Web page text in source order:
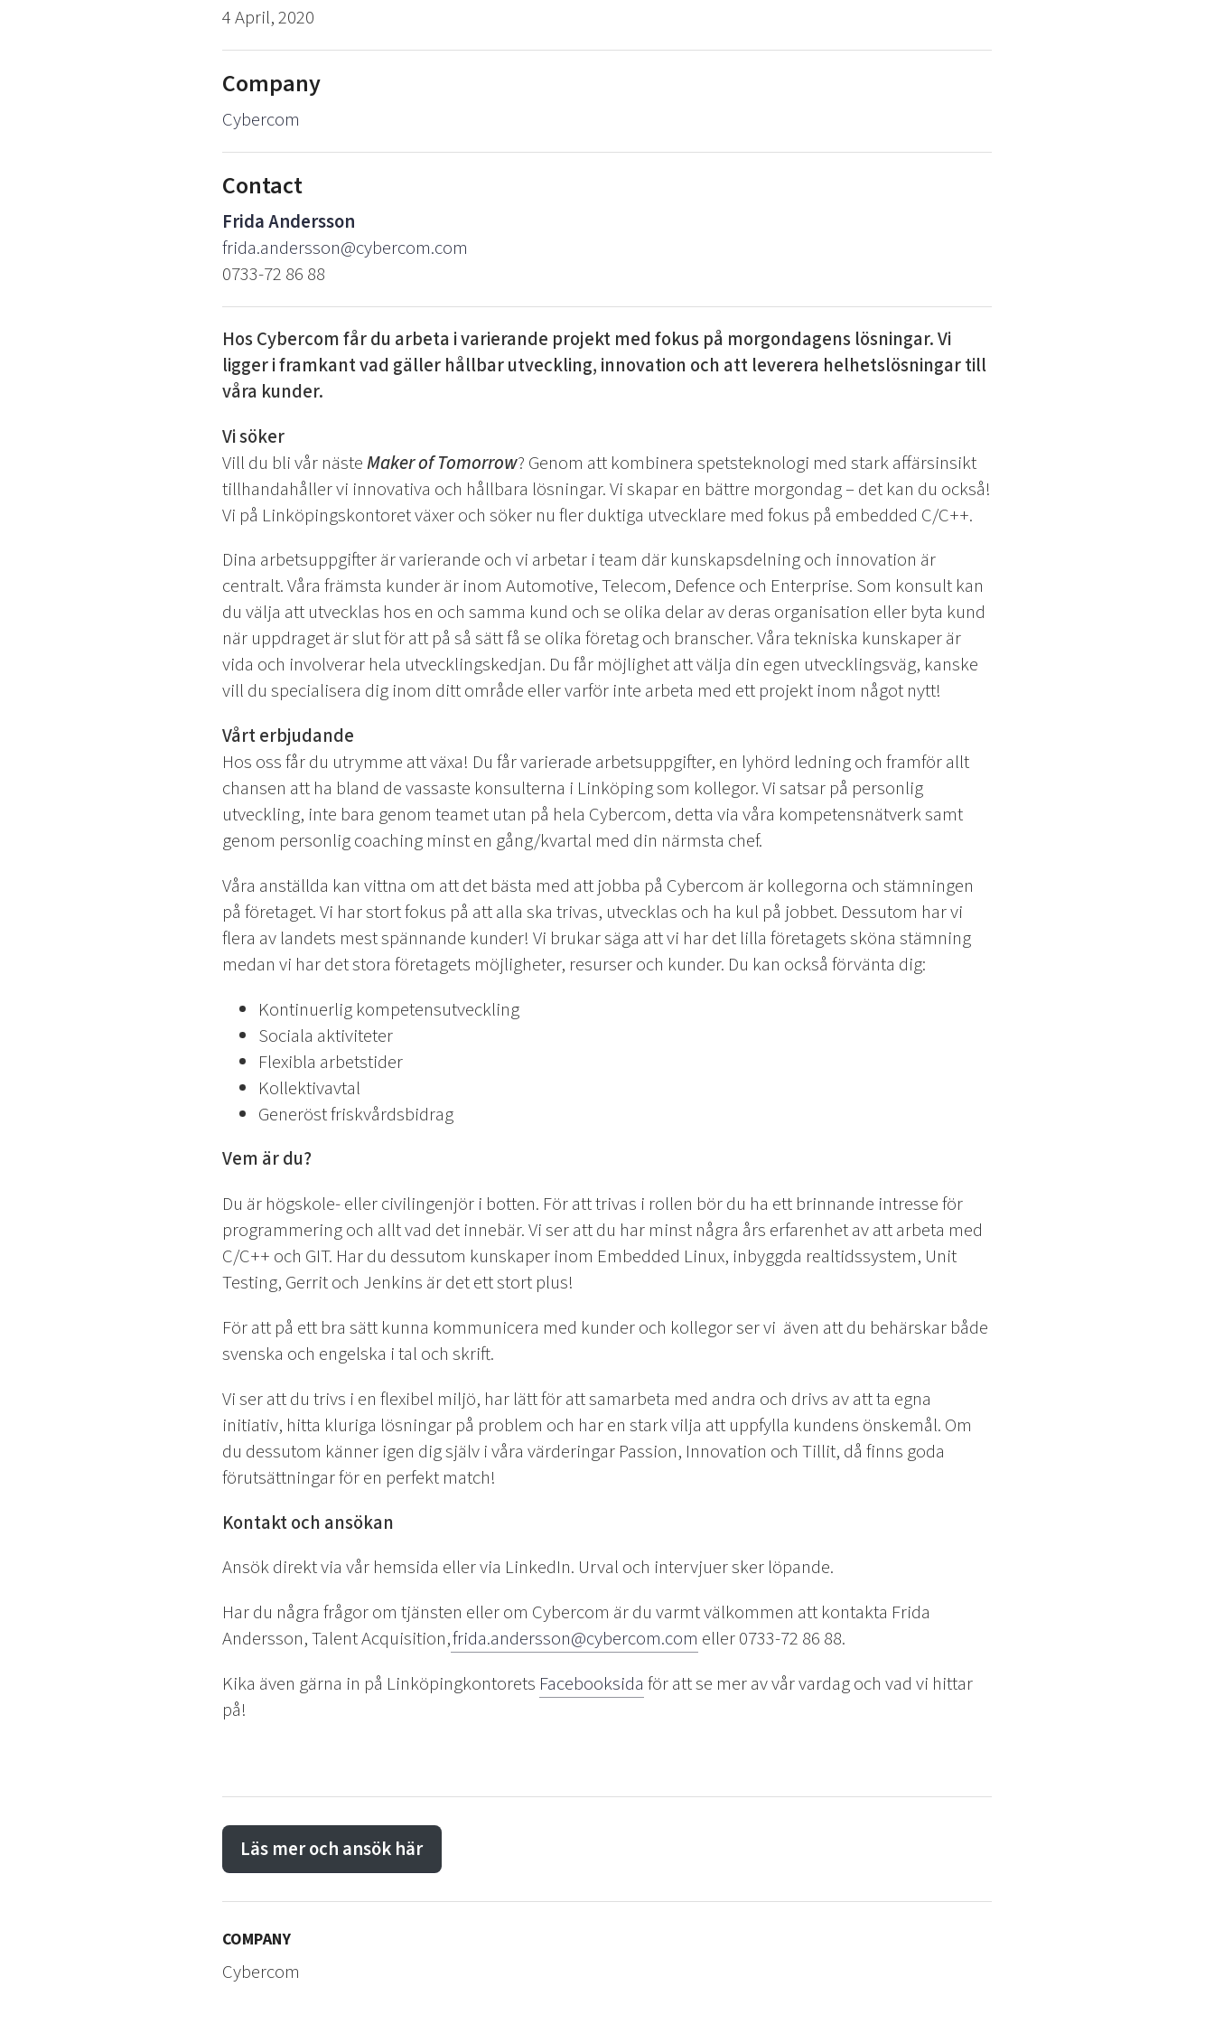
4 April, 2020
Company
Cybercom
Contact
Frida Andersson
frida.andersson@cybercom.com
0733-72 86 88
Hos Cybercom får du arbeta i varierande projekt med fokus på morgondagens lösningar. Vi
ligger i framkant vad gäller hållbar utveckling, innovation och att leverera helhetslösningar till
våra kunder.
Vi söker
Vill du bli vår nästeMaker of Tomorrow? Genom att kombinera spetsteknologi med stark affärsinsikt
tillhandahåller vi innovativa och hållbara lösningar. Vi skapar en bättre morgondag – det kan du också!
Vi på Linköpingskontoret växer och söker nu fler duktiga utvecklare med fokus på embedded C/C++.
Dina arbetsuppgifter är varierande och vi arbetar i team där kunskapsdelning och innovation är
centralt. Våra främsta kunder är inom Automotive, Telecom, Defence och Enterprise. Som konsult kan
du välja att utvecklas hos en och samma kund och se olika delar av deras organisation eller byta kund
när uppdraget är slut för att på så sätt få se olika företag och branscher. Våra tekniska kunskaper är
vida och involverar hela utvecklingskedjan. Du får möjlighet att välja din egen utvecklingsväg, kanske
vill du specialisera dig inom ditt område eller varför inte arbeta med ett projekt inom något nytt!
Vårt erbjudande
Hos oss får du utrymme att växa! Du får varierade arbetsuppgifter, en lyhörd ledning och framför allt
chansen att ha bland de vassaste konsulterna i Linköping som kollegor. Vi satsar på personlig
utveckling, inte bara genom teamet utan på hela Cybercom, detta via våra kompetensnätverk samt
genom personlig coaching minst en gång/kvartal med din närmsta chef.
Våra anställda kan vittna om att det bästa med att jobba på Cybercom är kollegorna och stämningen
på företaget. Vi har stort fokus på att alla ska trivas, utvecklas och ha kul på jobbet. Dessutom har vi
flera av landets mest spännande kunder! Vi brukar säga att vi har det lilla företagets sköna stämning
medan vi har det stora företagets möjligheter, resurser och kunder. Du kan också förvänta dig:
Kontinuerlig kompetensutveckling
Sociala aktiviteter
Flexibla arbetstider
Kollektivavtal
Generöst friskvårdsbidrag
Vem är du?
Du är högskole- eller civilingenjör i botten. För att trivas i rollen bör du ha ett brinnande intresse för
programmering och allt vad det innebär. Vi ser att du har minst några års erfarenhet av att arbeta med
C/C++ och GIT. Har du dessutom kunskaper inom Embedded Linux, inbyggda realtidssystem, Unit
Testing, Gerrit och Jenkins är det ett stort plus!
För att på ett bra sätt kunna kommunicera med kunder och kollegor ser vi även att du behärskar både
svenska och engelska i tal och skrift.
Vi ser att du trivs i en flexibel miljö, har lätt för att samarbeta med andra och drivs av att ta egna
initiativ, hitta kluriga lösningar på problem och har en stark vilja att uppfylla kundens önskemål. Om
du dessutom känner igen dig själv i våra värderingar Passion, Innovation och Tillit, då finns goda
förutsättningar för en perfekt match!
Kontakt och ansökan
Ansök direkt via vår hemsida eller via LinkedIn. Urval och intervjuer sker löpande.
Har du några frågor om tjänsten eller om Cybercom är du varmt välkommen att kontakta Frida
Andersson, Talent Acquisition,frida.andersson@cybercom.com eller 0733-72 86 88.
Kika även gärna in på Linköpingkontorets Facebooksida för att se mer av vår vardag och vad vi hittar
på!
Läs mer och ansök här
COMPANY
Cybercom